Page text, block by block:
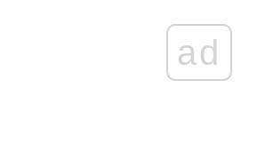
ad